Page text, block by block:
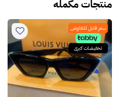
منتجات مكمله
سعر قابل للتفاوض
تخفيضات كبرى